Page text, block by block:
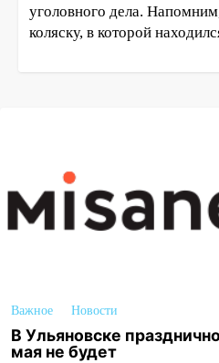
уголовного дела.
коляску, в которой
Важное Новости
В Ульяновске
мая не будет